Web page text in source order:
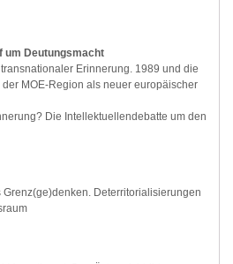
um Deutungsmacht
Erinnerung. 1989 und die
MOE-Region als neuer europäischer
Die Intellektuellendebatte um den
Deterritorialisierungen